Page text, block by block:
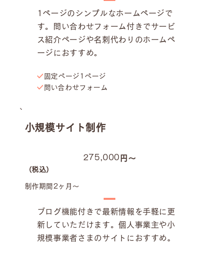
1ページのシンプルなホームページで
す。問い合わせフォーム付きでサービ
ス紹介ページや名刺代わりのホームペ
ージにおすすめ。
固定ページ1ページ
​問い合わせフォーム
小規模サイト制作
275,000 円〜
（税込）
制作期間2ヶ月〜
ブログ機能付きで最新情報を手軽に更
新していただけます。個人事業主や小
規模事業者さまのサイトにおすすめ。